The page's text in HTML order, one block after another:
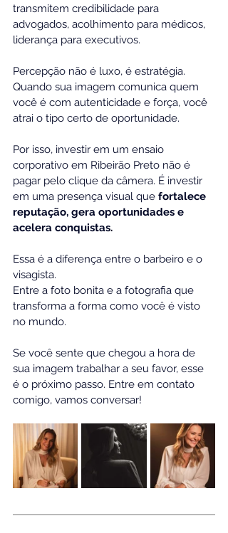
transmitem credibilidade para
advogados, acolhimento para médicos,
liderança para executivos.
Percepção não é luxo, é estratégia.
Quando sua imagem comunica quem
você é com autenticidade e força, você
atrai o tipo certo de oportunidade.
Por isso, investir em um ensaio
corporativo em Ribeirão Preto não é
pagar pelo clique da câmera. É investir
em uma presença visual que fortalece
reputação, gera oportunidades e
acelera conquistas.
Essa é a diferença entre o barbeiro e o
visagista.
Entre a foto bonita e a fotografia que
transforma a forma como você é visto
no mundo.
Se você sente que chegou a hora de
sua imagem trabalhar a seu favor, esse
é o próximo passo. Entre em contato
comigo, vamos conversar!